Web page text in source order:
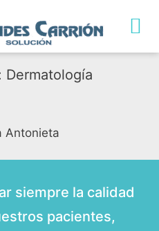
Dermatología
Antonieta
siempre la calidad
pacientes,